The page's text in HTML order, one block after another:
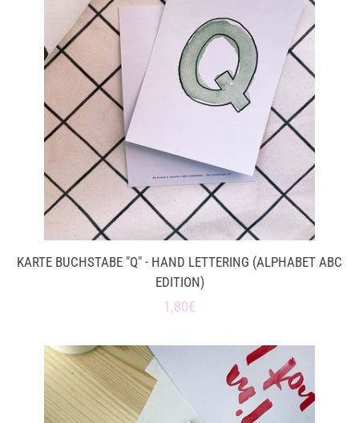
KARTE BUCHSTABE "Q" - HAND LETTERING (ALPHABET ABC
EDITION)
Normaler
1,80€